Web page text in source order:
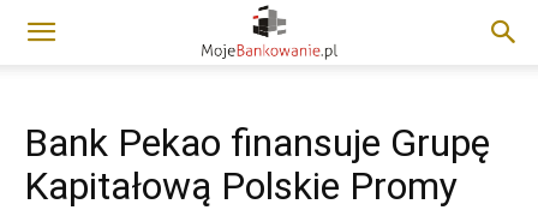
Bank Pekao finansuje Grupę
Kapitałową Polskie Promy